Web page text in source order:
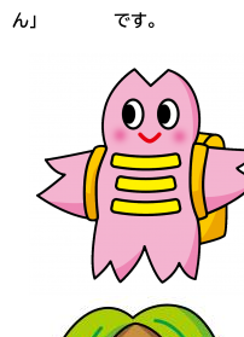
ん」 です。